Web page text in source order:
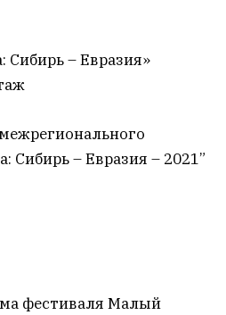
Сибирь – Евразия»
Сибирь – Евразия – 2021”
фестиваля Малый